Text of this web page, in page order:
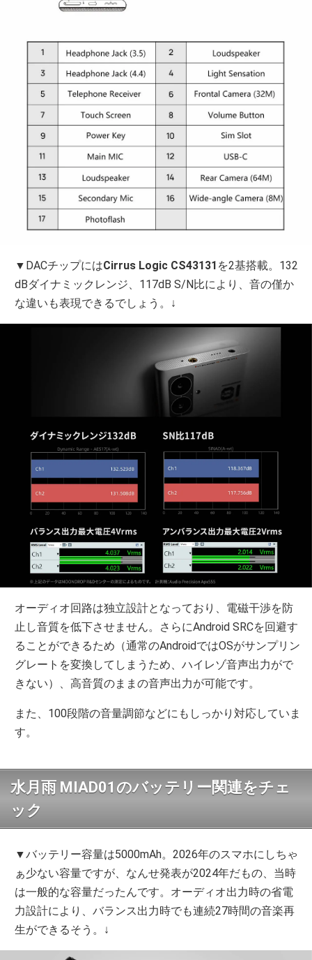
▼DACチップにはCirrus Logic CS43131 を2基搭載。132
dBダイナミックレンジ、117dB S/N比により、音の僅か
な違いも表現できるでしょう。↓
オーディオ回路は独立設計となっており、電磁干渉を防
止し音質を低下させません。さらにAndroid SRCを回避す
ることができるため（通常のAndroidではOSがサンプリン
グレートを変換してしまうため、ハイレゾ音声出力がで
きない）、高音質のままの音声出力が可能です。
また、100段階の音量調節などにもしっかり対応していま
す。
水月雨 MIAD01のバッテリー関連をチェ
ック
▼バッテリー容量は5000mAh。2026年のスマホにしちゃ
ぁ少ない容量ですが、なんせ発表が2024年だもの、当時
は一般的な容量だったんです。オーディオ出力時の省電
力設計により、バランス出力時でも連続27時間の音楽再
生ができるそう。↓